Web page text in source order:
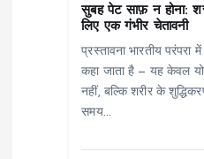
सुबह पेट साफ़ न होना:
लिए एक गंभीर चेतावनी
प्रस्तावना भारतीय परंपरा
कहा जाता है — यह केवल
नहीं, बल्कि शरीर के
समय…